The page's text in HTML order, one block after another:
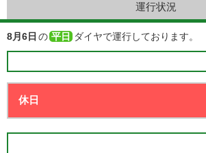
運行状況
8月6日 の 平日 ダイヤで運行しております。